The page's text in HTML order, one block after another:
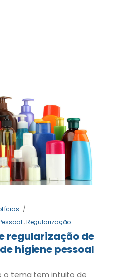
,Regularização
regularização de
higiene pessoal
o tema tem intuito de